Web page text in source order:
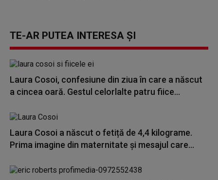
TE-AR PUTEA INTERESA ȘI
Laura Cosoi, confesiune din ziua în care a născut
a cincea oară. Gestul celorlalte patru fiice...
Laura Cosoi a născut o fetiță de 4,4 kilograme.
Prima imagine din maternitate și mesajul care...